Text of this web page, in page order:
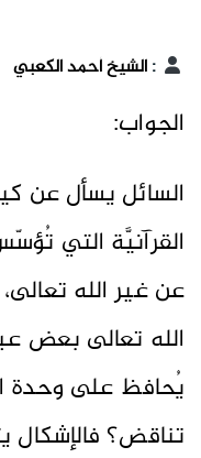
:الشيخ أحمد الكعبي
الجواب:
السائل يسأل عن
القرآنيَّة التي
عن غير الله
الله تعالى بعض
يُحافظ على وحدة
تناقض؟